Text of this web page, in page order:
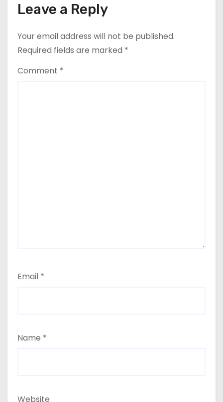
n
Leave a Reply
Your email address will not be published.
Required fields are marked *
Comment *
Email *
Name *
Website